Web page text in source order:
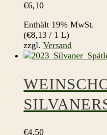
€6,10
Enthält 19% MwSt.
(€8,13 / 1 L)
zzgl. Versand
€4,50